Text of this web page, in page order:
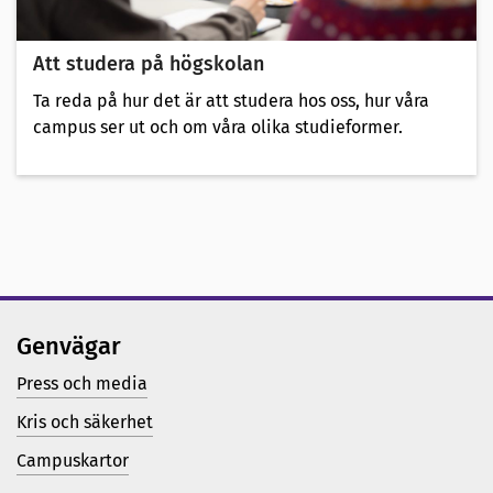
Att studera på högskolan
Ta reda på hur det är att studera hos oss, hur våra
campus ser ut och om våra olika studieformer.
Genvägar
Press och media
Kris och säkerhet
Campuskartor